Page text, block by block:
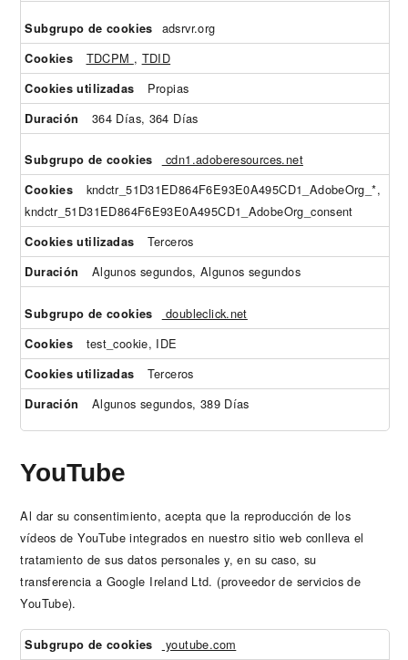
adsrvr.org
TDCPM , TDID
Propias
364 Días, 364 Días
cdn1.adoberesources.net
kndctr_51D31ED864F6E93E0A495CD1_AdobeOrg_*,
kndctr_51D31ED864F6E93E0A495CD1_AdobeOrg_consent
Terceros
Algunos segundos, Algunos segundos
doubleclick.net
test_cookie, IDE
Terceros
Algunos segundos, 389 Días
YouTube
Al dar su consentimiento, acepta que la reproducción de los
vídeos de YouTube integrados en nuestro sitio web conlleva el
tratamiento de sus datos personales y, en su caso, su
transferencia a Google Ireland Ltd. (proveedor de servicios de
YouTube).
YouTube
youtube.com